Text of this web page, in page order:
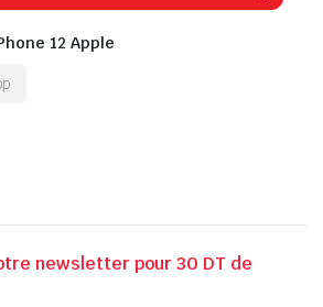
12 Apple
newsletter pour 30 DT de